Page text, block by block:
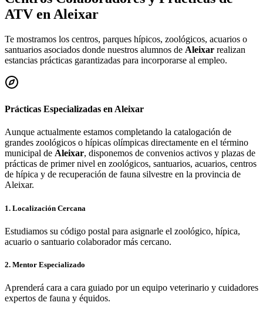
ATV en Aleixar
Te mostramos los centros, parques hípicos, zoológicos, acuarios o
santuarios asociados donde nuestros alumnos de Aleixar realizan
estancias prácticas garantizadas para incorporarse al empleo.
Prácticas Especializadas en Aleixar
Aunque actualmente estamos completando la catalogación de
grandes zoológicos o hípicas olímpicas directamente en el término
municipal de Aleixar, disponemos de convenios activos y plazas de
prácticas de primer nivel en zoológicos, santuarios, acuarios, centros
de hípica y de recuperación de fauna silvestre en la provincia de
Aleixar.
1. Localización Cercana
Estudiamos su código postal para asignarle el zoológico, hípica,
acuario o santuario colaborador más cercano.
2. Mentor Especializado
Aprenderá cara a cara guiado por un equipo veterinario y cuidadores
expertos de fauna y équidos.